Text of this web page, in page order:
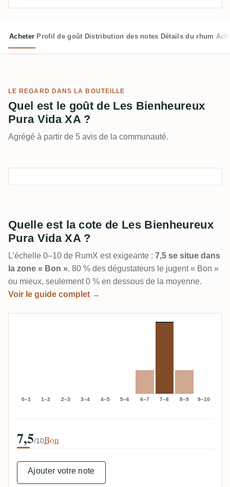
Acheter Profil de goût Distribution des notes Détails du rhum
LE REGARD DANS LA BOUTEILLE
Quel est le goût de Les Bienheureux
Pura Vida XA ?
Agrégé à partir de 5 avis de la communauté.
Quelle est la cote de Les Bienheureux
Pura Vida XA ?
L’échelle 0–10 de RumX est exigeante : 7,5 se situe dans
la zone « Bon ». 80 % des dégustateurs le jugent « Bon »
ou mieux, seulement 0 % en dessous de la moyenne.
Voir le guide complet →
0–1 1–2 2–3 3–4 4–5 5–6 6–7 7–8 8–9 9–10
7,5/10Bon
Ajouter votre note